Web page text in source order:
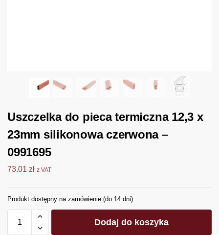
Uszczelka do pieca termiczna 12,3 x
23mm silikonowa czerwona –
0991695
73.01 zł z VAT
Produkt dostępny na zamówienie (do 14 dni)
Dodaj do koszyka